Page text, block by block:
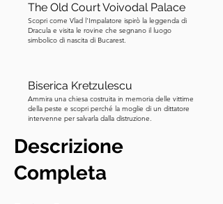
The Old Court Voivodal Palace
Scopri come Vlad l'Impalatore ispirò la leggenda di
Dracula e visita le rovine che segnano il luogo
simbolico di nascita di Bucarest.
Biserica Kretzulescu
Ammira una chiesa costruita in memoria delle vittime
della peste e scopri perché la moglie di un dittatore
intervenne per salvarla dalla distruzione.
Descrizione
Completa